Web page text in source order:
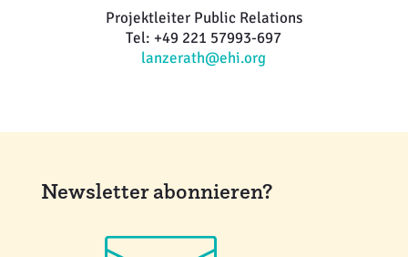
Projektleiter Public Relations
Tel: +49 221 57993-697
lanzerath@ehi.org
Newsletter abonnieren?